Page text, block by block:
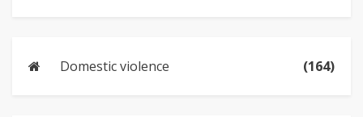
Domestic violence (164)